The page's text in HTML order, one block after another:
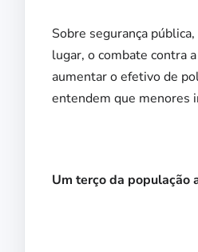
Sobre segurança
lugar, o combate contra
aumentar o efetivo de
entendem que menores
Um terço da população